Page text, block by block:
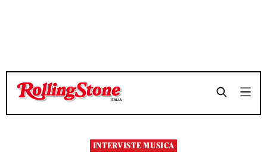
TEMPO DI LETTURA 11 MINUTI SHARE
TEMPO DI LETTURA 11 MINUTI SHARE
INTERVISTE MUSICA